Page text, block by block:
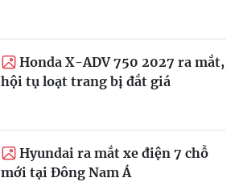
Honda X-ADV 750 2027 ra mắt,
hội tụ loạt trang bị đắt giá
Hyundai ra mắt xe điện 7 chỗ
mới tại Đông Nam Á